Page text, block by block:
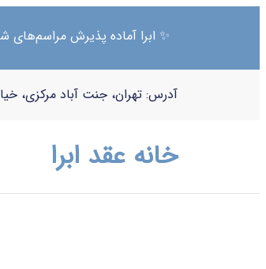
✨ ابرا آماده پذیرش
آدرس: تهران، جنت آباد مرکزی،
خانه عقد ابرا